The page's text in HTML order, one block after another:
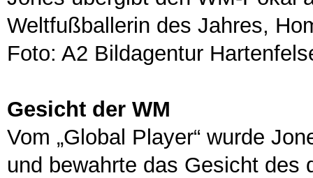
Weltfußballerin des Jahres,
Foto: A2 Bildagentur
Gesicht der WM
Vom „Global Player“ wurde
und bewahrte das Gesicht des